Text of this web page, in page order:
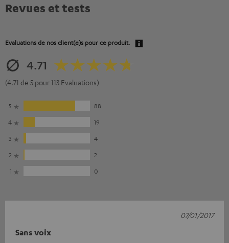
Revues et tests
Evaluations de nos client(e)s pour ce produit.
4.71
(4.71 de 5 pour 113 Evaluations)
5
88
4
19
3
4
2
2
1
0
Sans voix
07/01/2017